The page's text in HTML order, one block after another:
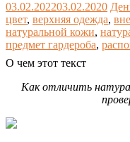
03.02.202203.02.2020
цвет, верхняя одежда,
натуральной кожи,
предмет гардероба,
О чем этот текст
Как отличить